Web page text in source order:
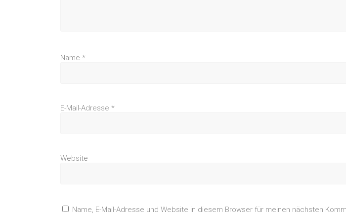
Name *
E-Mail-Adresse *
Website
Name, E-Mail-Adresse und Website in diesem Browser für meinen nächsten